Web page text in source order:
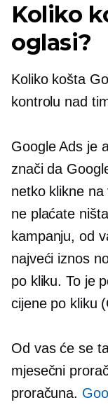
Koliko
oglasi?
Koliko košta
kontrolu nad
Google Ads je
znači da
netko klikne
ne plaćate
kampanju, od
najveći iznos
po kliku. To je
cijene po kliku
Od vas će se
mjesečni
proračuna.